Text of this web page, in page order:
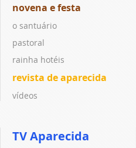
novena e festa
o santuário
pastoral
rainha hotéis
revista de aparecida
vídeos
TV Aparecida